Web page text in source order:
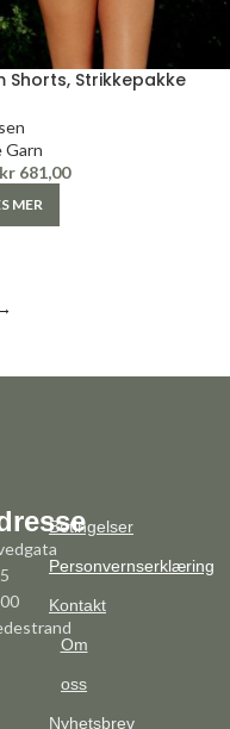
Shorts, Strikkepakke
Garn
kr 681,00
MER
Betingelser
Personvernserklæring
Kontakt
Om
oss
Nyhetsbrev